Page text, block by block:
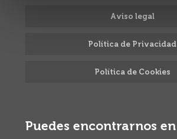
Aviso legal
Política de Privacidad
Política de Cookies
Puedes encontrarnos en